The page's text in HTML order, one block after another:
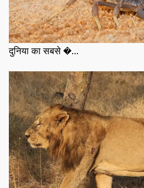
दुनिया का सबसे �...